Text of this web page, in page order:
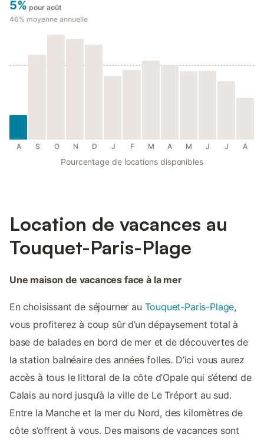
5% pour août
46% moyenne annuelle
A S O N D J F M A M J J A
Pourcentage de locations disponibles
Location de vacances au
Touquet-Paris-Plage
Une maison de vacances face à la mer
En choisissant de séjourner au Touquet-Paris-Plage,
vous profiterez à coup sûr d’un dépaysement total à
base de balades en bord de mer et de découvertes de
la station balnéaire des années folles. D’ici vous aurez
accès à tous le littoral de la côte d’Opale qui s’étend de
Calais au nord jusqu’à la ville de Le Tréport au sud.
Entre la Manche et la mer du Nord, des kilomètres de
côte s’offrent à vous. Des maisons de vacances sont